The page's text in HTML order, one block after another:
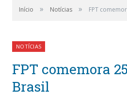
Início » Notícias » FPT
NOTÍCIAS
FPT comemora
Brasil